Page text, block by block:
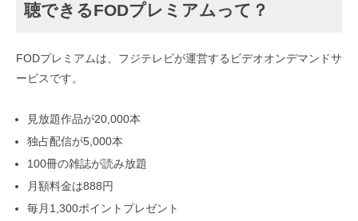
聴できるFODプレミアムって？
FODプレミアムは、フジテレビが運営するビデオオンデマンドサ
ービスです。
見放題作品が20,000本
独占配信が5,000本
100冊の雑誌が読み放題
月額料金は888円
毎月1,300ポイントプレゼント